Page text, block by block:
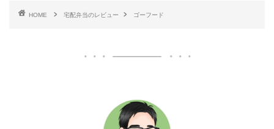
HOME 宅配弁当のレビュー ゴーフード